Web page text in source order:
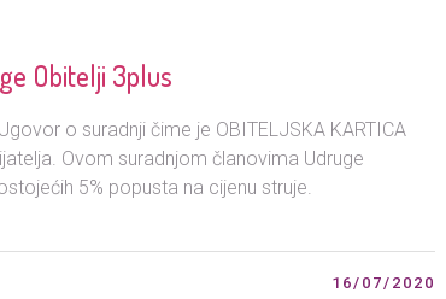
Obitelji 3plus
o suradnji čime je OBITELJSKA KARTICA
Ovom suradnjom članovima Udruge
5% popusta na cijenu struje.
16/07/2020